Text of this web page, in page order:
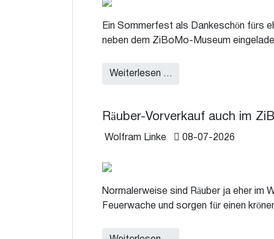
Ein Sommerfest als Dankeschön fürs
neben dem ZiBoMo-Museum
Weiterlesen …
Räuber-Vorverkauf auch im
Details
Wolfram Linke 08-07-2026
Normalerweise sind Räuber ja eher im
Feuerwache und sorgen für einen